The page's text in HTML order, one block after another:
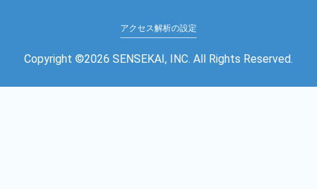
アクセス解析の設定
Copyright ©2026 SENSEKAI, INC. All Rights Reserved.